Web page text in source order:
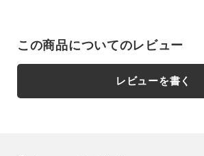
この商品についてのレビュー
レビューを書く